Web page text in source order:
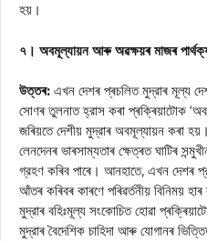
হয়।
৭। অবমূল্যায়ন আৰু অৱক্ষয়ৰ মাজৰ
উত্তৰ: এখন দেশৰ প্ৰচলিত মুদ্রাৰ মূল্য
সোণৰ তুলনাত হ্রাস কৰা প্ৰক্ৰিয়াটোক
জৰিয়তে দেশীয় মুদ্রাৰ অবমূল্যায়ন কৰা
লেনদেনৰ ভাৰসাম্যতাৰ ক্ষেত্ৰত ঘাটিৰ
গ্রহণ কৰিব পাৰে। আনহাতে, এখন দেশৰ
আঁতৰ কৰিবৰ কাৰণে পৰিৱৰ্তনীয় বিনিময়
মুদ্রাৰ বহিঃমূল্য সংকোচিত হোৱা
মুদ্রাৰ বৈদেশিক চাহিদা আৰু যোগানৰ